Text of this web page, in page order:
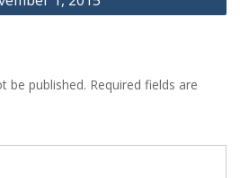
be published. Required fields are